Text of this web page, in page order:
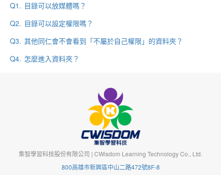
Q1. 目錄可以放媒體嗎？
Q2. 目錄可以設定權限嗎？
Q3. 其他同仁會不會看到「不屬於自己權限」的資料夾？
Q4. 怎麼進入資料夾？
集智學習科技股份有限公司 | CWisdom Learning Technology Co., Ltd.
800高雄市新興區中山二路472號8F-8